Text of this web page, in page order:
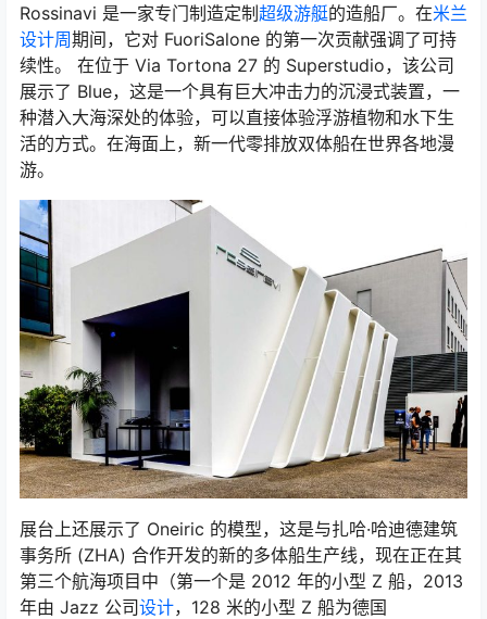
Rossinavi 是一家专门制造定制超级游艇的造船厂。在米兰
设计周期间，它对 FuoriSalone 的第一次贡献强调了可持
续性。 在位于 Via Tortona 27 的 Superstudio，该公司
展示了 Blue，这是一个具有巨大冲击力的沉浸式装置，一
种潜入大海深处的体验，可以直接体验浮游植物和水下生
活的方式。在海面上，新一代零排放双体船在世界各地漫
游。
展台上还展示了 Oneiric 的模型，这是与扎哈·哈迪德建筑
事务所 (ZHA) 合作开发的新的多体船生产线，现在正在其
第三个航海项目中（第一个是 2012 年的小型 Z 船，2013
年由 Jazz 公司设计，128 米的小型 Z 船为德国